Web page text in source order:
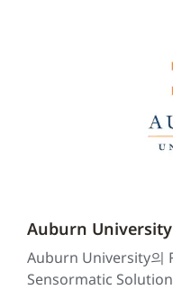
Auburn University
Auburn University의
Sensormatic